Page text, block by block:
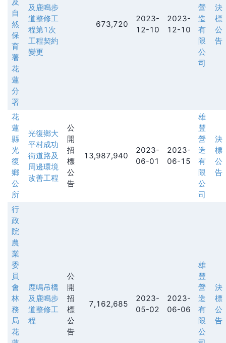
自
然
保
育
署
花
蓮
分
署
及鹿鳴步
道整修工
程第1次
工程契約
變更
673,720
2023-
12-10
2023-
12-10
營
造
有
限
公
司
決
標
公
告
花
蓮
縣
光
復
鄉
公
所
光復鄉大
平村成功
街道路及
周邊環境
改善工程
公
開
招
標
公
告
13,987,940
2023-
06-01
2023-
06-15
雄
豐
營
造
有
限
公
司
決
標
公
告
行
政
院
農
業
委
員
會
林
務
局
花
鹿鳴吊橋
及鹿鳴步
道整修工
程
公
開
招
標
公
告
7,162,685
2023-
05-02
2023-
06-06
雄
豐
營
造
有
限
公
決
標
公
告